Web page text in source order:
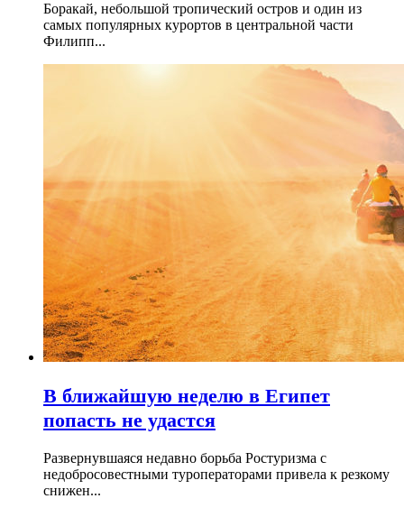
Боракай, небольшой тропический остров и один из
самых популярных курортов в центральной части
Филипп...
В ближайшую неделю в Египет
попасть не удастся
Развернувшаяся недавно борьба Ростуризма с
недобросовестными туроператорами привела к резкому
снижен...